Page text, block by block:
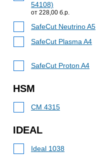
54108)
от 228,00 б.р.
SafeCut Neutrino A5
SafeCut Plasma A4
SafeCut Proton A4
HSM
CM 4315
IDEAL
Ideal 1038